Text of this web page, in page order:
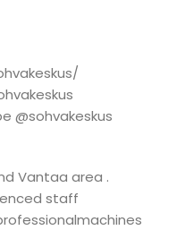
@sohvakeskus
Vantaa area .
staff